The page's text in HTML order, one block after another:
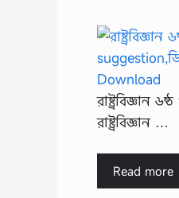
রাষ্ট্রবিজ্ঞান
রাষ্ট্রবিজ্ঞান …
Read more